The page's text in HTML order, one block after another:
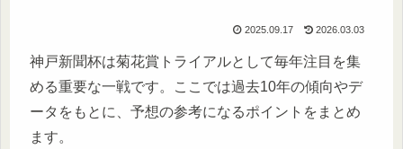
2025.09.17 2026.03.03
神戸新聞杯は菊花賞トライアルとして毎年注目を集
める重要な一戦です。ここでは過去10年の傾向やデ
ータをもとに、予想の参考になるポイントをまとめ
ます。